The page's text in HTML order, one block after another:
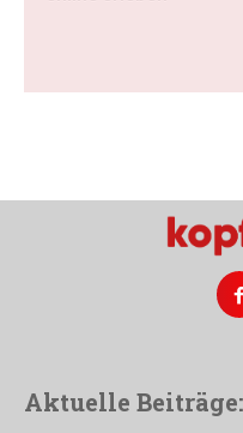
Aktuelle Beiträge: